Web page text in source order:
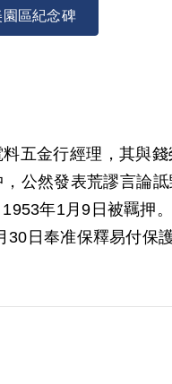
園區紀念碑
五金行經理，其與
公然發表荒謬言論
年1月9日被羈押
日奉准保釋易付保護
染，而予交付感化，